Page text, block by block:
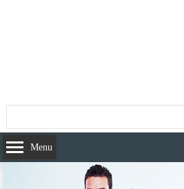
Menu